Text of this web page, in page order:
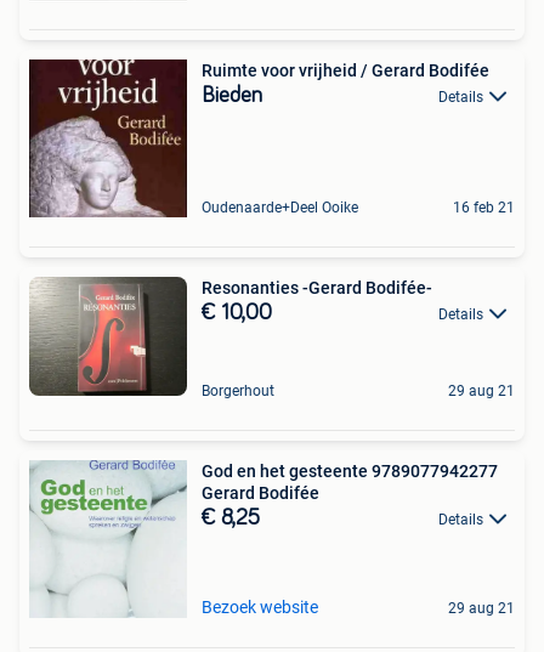
Ruimte voor vrijheid / Gerard Bodifée
Bieden Details
Oudenaarde+Deel Ooike 16 feb 21
Resonanties -Gerard Bodifée-
€ 10,00 Details
Borgerhout 29 aug 21
God en het gesteente 9789077942277
Gerard Bodifée
€ 8,25 Details
Bezoek website 29 aug 21